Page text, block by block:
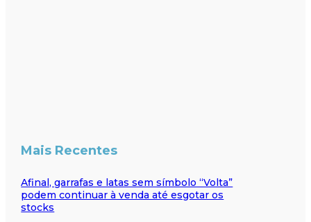
Mais Recentes
Afinal, garrafas e latas sem símbolo “Volta”
podem continuar à venda até esgotar os
stocks